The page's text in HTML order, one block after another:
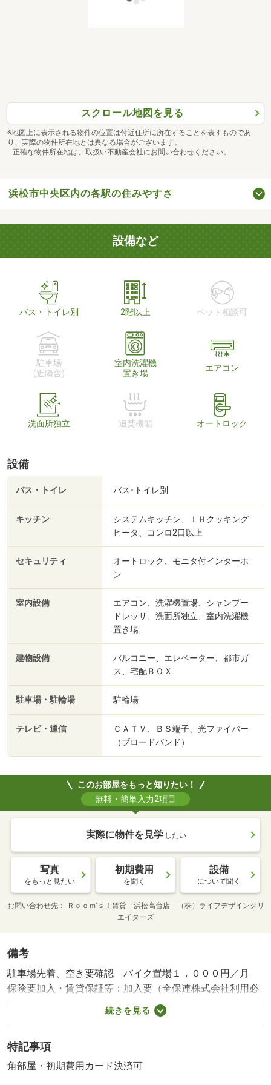
スクロール地図を見る
※地図上に表示される物件の位置は付近住所に所在することを表すものであ
り、実際の物件所在地とは異なる場合がございます。
正確な物件所在地は、取扱い不動産会社にお問い合わせください。
浜松市中央区内の各駅の住みやすさ
設備など
バス・トイレ別 2階以上 ペット相談可
駐車場
(近隣含)
室内洗濯機
置き場
エアコン
洗面所独立 追焚機能 オートロック
設備
バス・トイレ バス･トイレ別
キッチン
システムキッチン、ＩＨクッキング
ヒータ、コンロ2口以上
セキュリティ
オートロック、モニタ付インターホ
ン
室内設備
エアコン、洗濯機置場、シャンプー
ドレッサ、洗面所独立、室内洗濯機
置き場
建物設備
バルコニー、エレベーター、都市ガ
ス、宅配ＢＯＸ
駐車場・駐輪場 駐輪場
テレビ・通信
ＣＡＴＶ、ＢＳ端子、光ファイバー
（ブロードバンド）
このお部屋をもっと知りたい！
無料・簡単入力2項目
実際に物件を見学 したい
写真
をもっと見たい
初期費用
を聞く
設備
について聞く
お問い合わせ先
Ｒｏｏｍ’ｓ！賃貸 浜松高台店 （株）ライフデザインクリ
エイターズ
備考
駐車場先着、空き要確認 バイク置場１，０００円／月
保険要加入・賃貸保証等：加入要（全保連株式会社利用必
須 初回保証料・・・賃料総額の５０％ 更新保証
料・・・１３，０００円（税込）／年）・維持費等：町会
へ！・バイク置場：なし・駐輪場：有（５００円／月）
続きを見る
特記事項
角部屋・初期費用カード決済可